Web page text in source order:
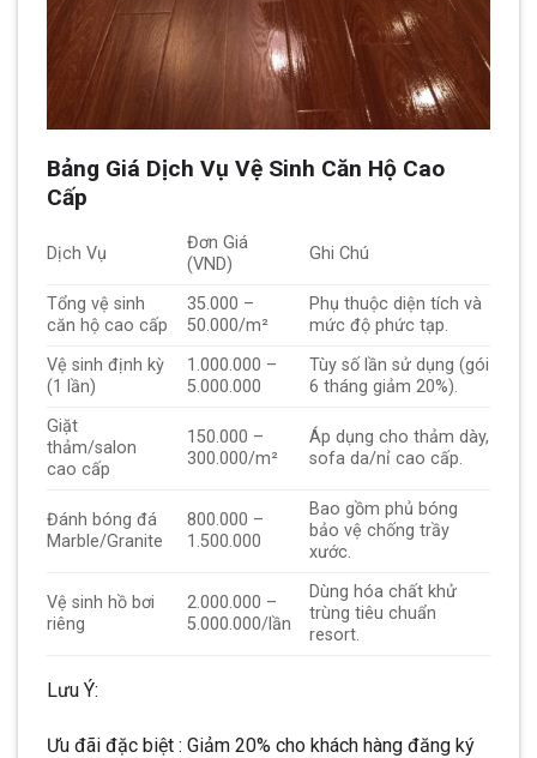
Bảng Giá Dịch Vụ Vệ Sinh Căn Hộ Cao
Cấp
Dịch Vụ
Đơn Giá
(VND)
Ghi Chú
Tổng vệ sinh
căn hộ cao cấp
35.000 –
50.000/m²
Phụ thuộc diện tích và
mức độ phức tạp.
Vệ sinh định kỳ
(1 lần)
1.000.000 –
5.000.000
Tùy số lần sử dụng (gói
6 tháng giảm 20%).
Giặt
thảm/salon
cao cấp
150.000 –
300.000/m²
Áp dụng cho thảm dày,
sofa da/nỉ cao cấp.
Đánh bóng đá
Marble/Granite
800.000 –
1.500.000
Bao gồm phủ bóng
bảo vệ chống trầy
xước.
Vệ sinh hồ bơi
riêng
2.000.000 –
5.000.000/lần
Dùng hóa chất khử
trùng tiêu chuẩn
resort.
Lưu Ý:
Ưu đãi đặc biệt : Giảm 20% cho khách hàng đăng ký